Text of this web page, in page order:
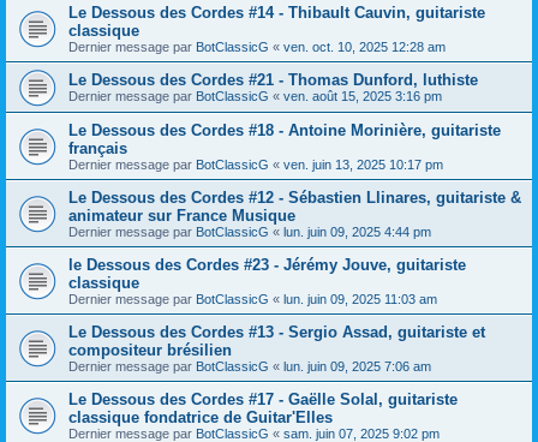
Le Dessous des Cordes #14 - Thibault Cauvin, guitariste
classique
Dernier message par BotClassicG « ven. oct. 10, 2025 12:28 am
Le Dessous des Cordes #21 - Thomas Dunford, luthiste
Dernier message par BotClassicG « ven. août 15, 2025 3:16 pm
Le Dessous des Cordes #18 - Antoine Morinière, guitariste
français
Dernier message par BotClassicG « ven. juin 13, 2025 10:17 pm
Le Dessous des Cordes #12 - Sébastien Llinares, guitariste &
animateur sur France Musique
Dernier message par BotClassicG « lun. juin 09, 2025 4:44 pm
le Dessous des Cordes #23 - Jérémy Jouve, guitariste
classique
Dernier message par BotClassicG « lun. juin 09, 2025 11:03 am
Le Dessous des Cordes #13 - Sergio Assad, guitariste et
compositeur brésilien
Dernier message par BotClassicG « lun. juin 09, 2025 7:06 am
Le Dessous des Cordes #17 - Gaëlle Solal, guitariste
classique fondatrice de Guitar'Elles
Dernier message par BotClassicG « sam. juin 07, 2025 9:02 pm